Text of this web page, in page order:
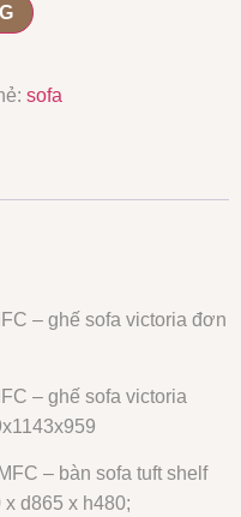
sofa
– ghế sofa victoria đơn
– ghế sofa victoria
– bàn sofa tuft shelf
d865 x h480;